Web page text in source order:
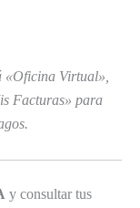
«Oficina Virtual»,
Facturas» para
y consultar tus